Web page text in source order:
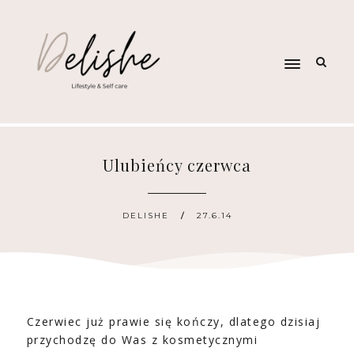
Ulubieńcy czerwca
DELISHE 27.6.14
Czerwiec już prawie się kończy, dlatego dzisiaj
przychodzę do Was z kosmetycznymi